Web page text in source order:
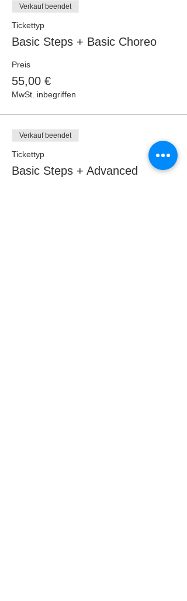
Verkauf beendet
Tickettyp
Basic Steps + Basic Choreo
Preis
55,00 €
MwSt. inbegriffen
Verkauf beendet
Tickettyp
Basic Steps + Advanced